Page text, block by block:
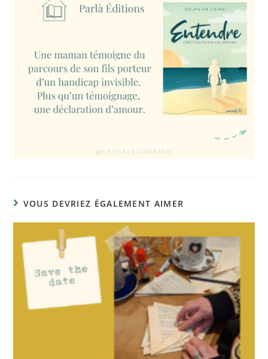
VOUS DEVRIEZ ÉGALEMENT AIMER